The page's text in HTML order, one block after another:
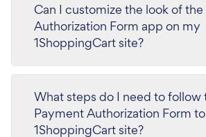
Can I customize the look of
Authorization Form app on my
1ShoppingCart site?
What steps do I need to follow
Payment Authorization Form
1ShoppingCart site?